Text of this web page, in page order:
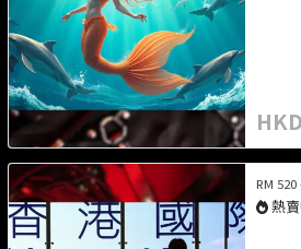
HKD
RM 520
熱